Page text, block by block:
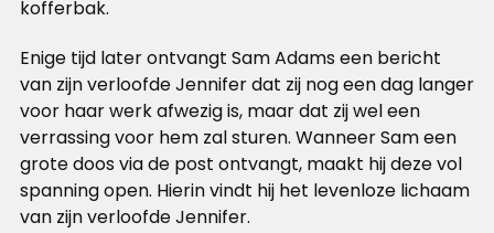
kofferbak.
Enige tijd later ontvangt Sam Adams een bericht
van zijn verloofde Jennifer dat zij nog een dag langer
voor haar werk afwezig is, maar dat zij wel een
verrassing voor hem zal sturen. Wanneer Sam een
grote doos via de post ontvangt, maakt hij deze vol
spanning open. Hierin vindt hij het levenloze lichaam
van zijn verloofde Jennifer.